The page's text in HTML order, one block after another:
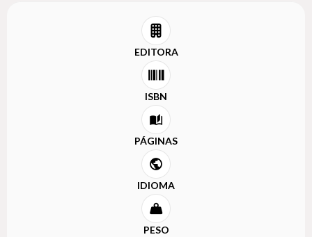
EDITORA
ISBN
PÁGINAS
IDIOMA
PESO